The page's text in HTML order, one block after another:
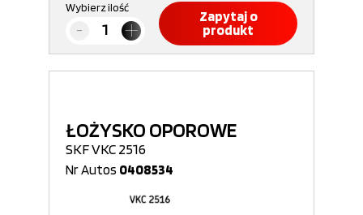
Wybierz ilość
Zapytaj o
produkt
ŁOŻYSKO OPOROWE
SKF VKC 2516
Nr Autos 0408534